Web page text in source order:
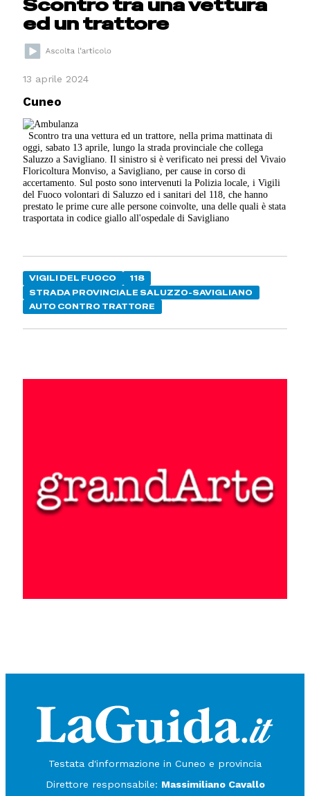
Scontro tra una vettura
ed un trattore
13 aprile 2024
Cuneo
Scontro tra una vettura ed un trattore, nella prima mattinata di
oggi, sabato 13 aprile, lungo la strada provinciale che collega
Saluzzo a Savigliano. Il sinistro si è verificato nei pressi del Vivaio
Floricoltura Monviso, a Savigliano, per cause in corso di
accertamento. Sul posto sono intervenuti la Polizia locale, i Vigili
del Fuoco volontari di Saluzzo ed i sanitari del 118, che hanno
prestato le prime cure alle persone coinvolte, una delle quali è stata
trasportata in codice giallo all'ospedale di Savigliano
VIGILI DEL FUOCO
118
STRADA PROVINCIALE SALUZZO-SAVIGLIANO
AUTO CONTRO TRATTORE
Testata d'informazione in Cuneo e provincia
Direttore responsabile: Massimiliano Cavallo